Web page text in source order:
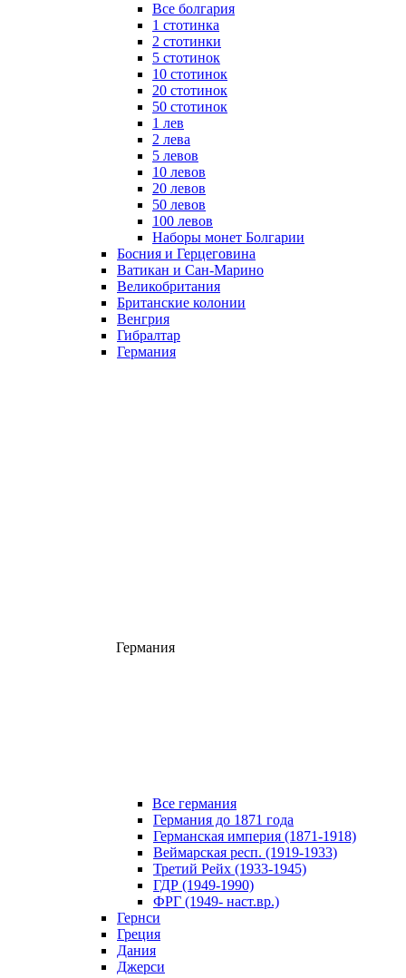
Все болгария
1 стотинка
2 стотинки
5 стотинок
10 стотинок
20 стотинок
50 стотинок
1 лев
2 лева
5 левов
10 левов
20 левов
50 левов
100 левов
Наборы монет Болгарии
Босния и Герцеговина
Ватикан и Сан-Марино
Великобритания
Британские колонии
Венгрия
Гибралтар
Германия
Германия
Все германия
Германия до 1871 года
Германская империя (1871-1918)
Веймарская респ. (1919-1933)
Третий Рейх (1933-1945)
ГДР (1949-1990)
ФРГ (1949- наст.вр.)
Гернси
Греция
Дания
Джерси